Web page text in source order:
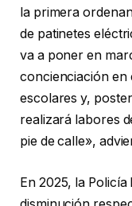
la primera
de patinetes
va a poner en
concienciación
escolares y,
realizará labores
pie de calle»,
En 2025, la